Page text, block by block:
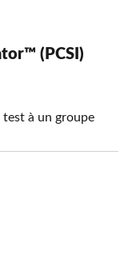
(PCSI)
à un groupe